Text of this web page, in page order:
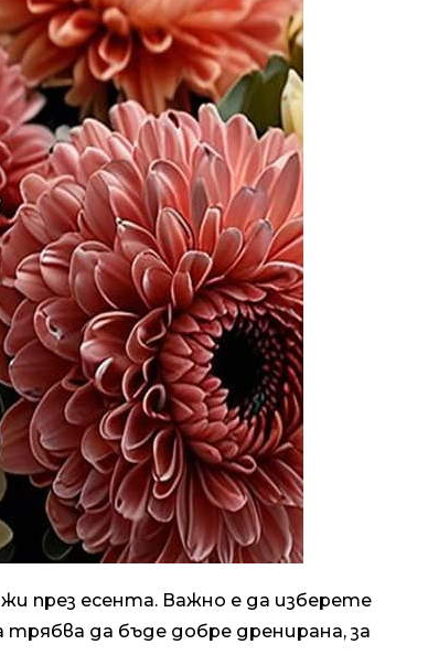
през есента. Важно е да изберете
да бъде добре дренирана, за